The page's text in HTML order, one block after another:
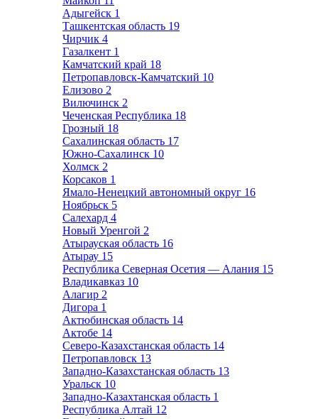
Адыгейск 1
Ташкентская область 19
Чирчик 4
Газалкент 1
Камчатский край 18
Петропавловск-Камчатский 10
Елизово 2
Вилючинск 2
Чеченская Республика 18
Грозный 18
Сахалинская область 17
Южно-Сахалинск 10
Холмск 2
Корсаков 1
Ямало-Ненецкий автономный округ 16
Ноябрьск 5
Салехард 4
Новый Уренгой 2
Атырауская область 16
Атырау 15
Республика Северная Осетия — Алания 15
Владикавказ 10
Алагир 2
Дигора 1
Актюбинская область 14
Актобе 14
Северо-Казахстанская область 14
Петропавловск 13
Западно-Казахстанская область 13
Уральск 10
Западно-Казахтанская область 1
Республика Алтай 12